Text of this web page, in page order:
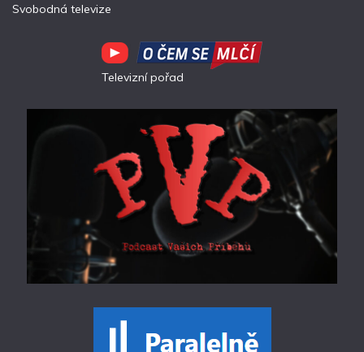
Svobodná televize
Televizní pořad